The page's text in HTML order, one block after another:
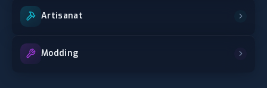
Artisanat
Modding